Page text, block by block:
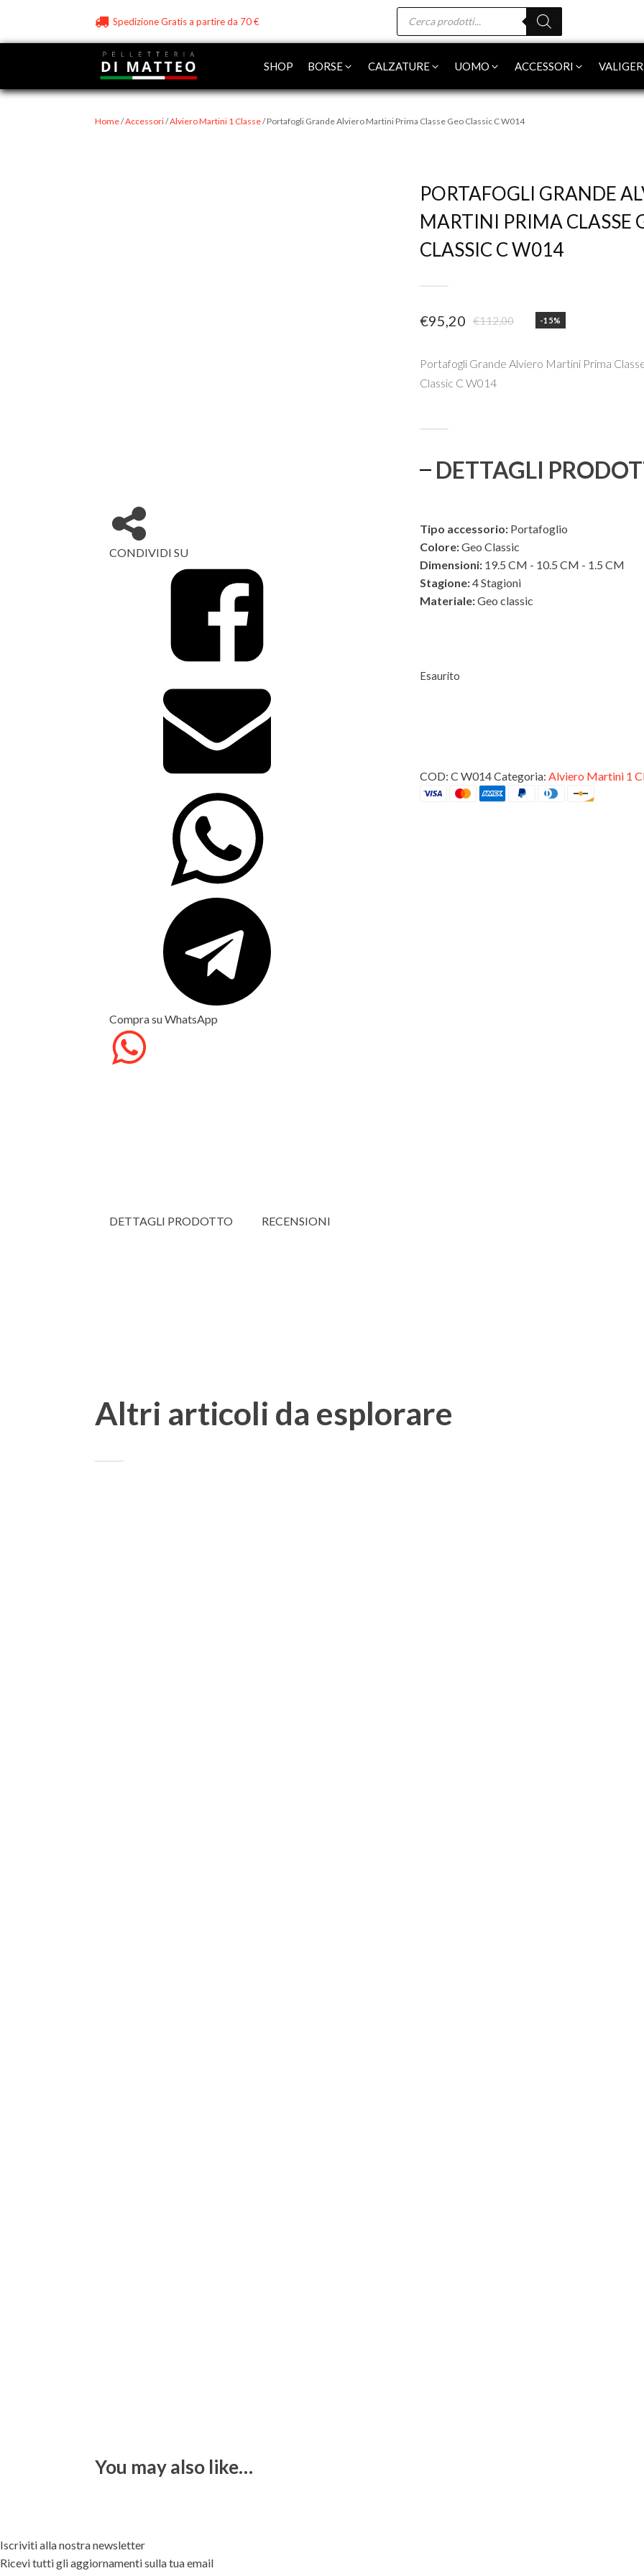
Spedizione Gratis a partire da 70 €
Products
SHOP BORSE CALZATURE UOMO ACCESSORI
Home/Accessori/Alviero Martini 1 Classe/ Portafogli Grande Alviero Martini Prima Classe Geo Classic C W014
CONDIVIDI SU
Compra su WhatsApp
PORTAFOGLI GRANDE
MARTINI PRIMA CLASSE
CLASSIC C W014
€112,00
Il
originale
€95,20
Il
attuale
-15%
Portafogli Grande Alviero Martini Prima
Classic C W014
DETTAGLI
Tipo accessorio: Portafoglio
Colore:Geo Classic
Dimensioni: 19.5 CM - 10.5 CM - 1.5 CM
Stagione:4 Stagioni
Materiale:Geo classic
INTERNO
Esaurito
DETTAGLI PRODOTTO RECENSIONI
Altri articoli da esplorare
You may also like…
Iscriviti alla nostra newsletter
Ricevi tutti gli aggiornamenti sulla tua email